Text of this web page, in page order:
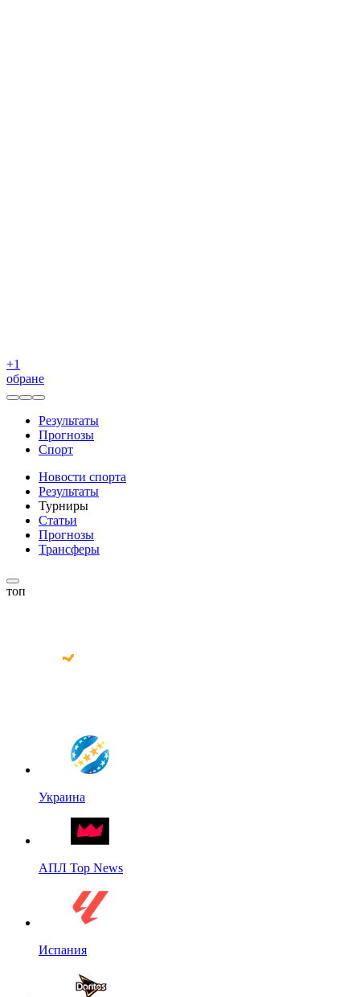
+1
обране
Результаты
Прогнозы
Спорт
Новости спорта
Результаты
Турниры
Статьи
Прогнозы
Трансферы
топ
Украина
АПЛ Top News
Испания